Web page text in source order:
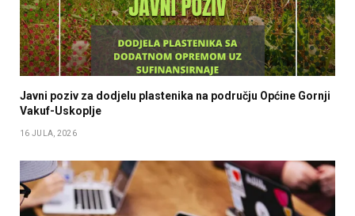
Javni poziv za dodjelu plastenika na području Općine Gornji
Vakuf-Uskoplje
16 JULA, 2026